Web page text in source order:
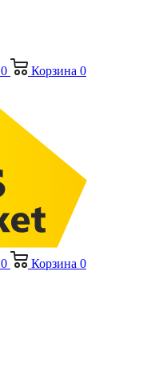
0 Корзина 0
0 Корзина 0